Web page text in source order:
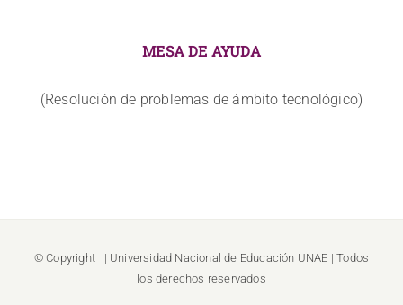
MESA DE AYUDA
(Resolución de problemas de ámbito tecnológico)
© Copyright | Universidad Nacional de Educación UNAE | Todos
los derechos reservados